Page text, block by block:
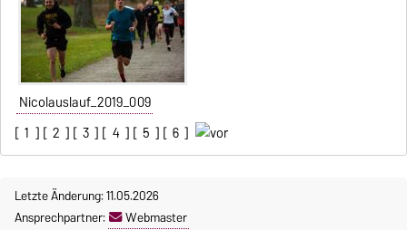
Nicolauslauf_2019_009
[ 1 ] [ 2 ] [ 3 ] [ 4 ] [ 5 ] [ 6 ]
Letzte Änderung: 11.05.2026
Ansprechpartner:
Webmaster